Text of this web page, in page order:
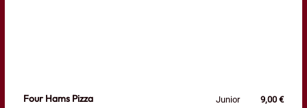
Four Hams Pizza Junior
9,00 €